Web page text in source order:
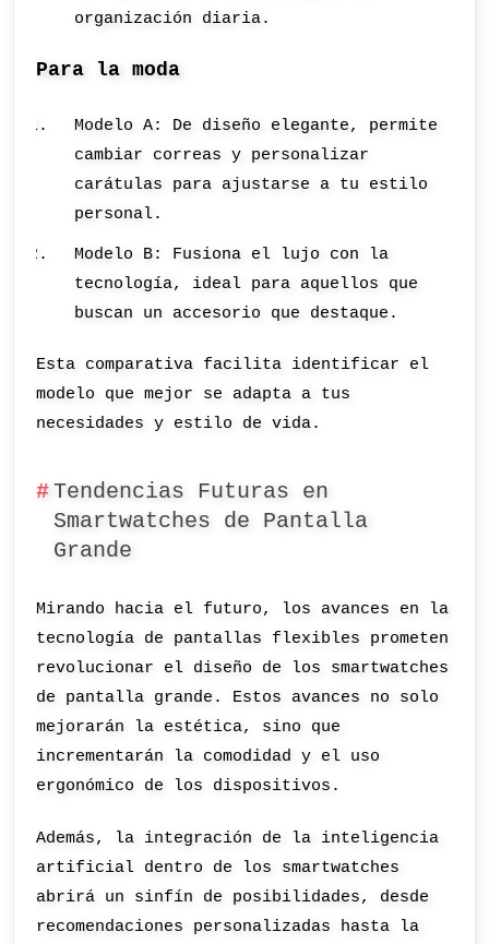
organización diaria.
Para la moda
Modelo A: De diseño elegante, permite
cambiar correas y personalizar
carátulas para ajustarse a tu estilo
personal.
Modelo B: Fusiona el lujo con la
tecnología, ideal para aquellos que
buscan un accesorio que destaque.
Esta comparativa facilita identificar el
modelo que mejor se adapta a tus
necesidades y estilo de vida.
Tendencias Futuras en
Smartwatches de Pantalla
Grande
Mirando hacia el futuro, los avances en la
tecnología de pantallas flexibles prometen
revolucionar el diseño de los smartwatches
de pantalla grande. Estos avances no solo
mejorarán la estética, sino que
incrementarán la comodidad y el uso
ergonómico de los dispositivos.
Además, la integración de la inteligencia
artificial dentro de los smartwatches
abrirá un sinfín de posibilidades, desde
recomendaciones personalizadas hasta la